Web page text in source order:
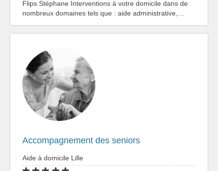
Flips Stéphane Interventions à votre domicile dans de
nombreux domaines tels que : aide administrative,…
Accompagnement des seniors
Aide à domicile Lille